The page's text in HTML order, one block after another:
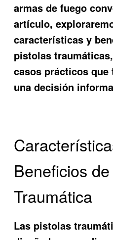
armas de fuego
artículo,
características y
pistolas
casos prácticos que
una decisión
Beneficios
Traumática
Las pistolas